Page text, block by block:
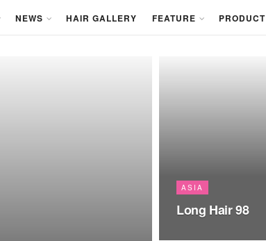
NEWS HAIR GALLERY FEATURE PRODUCT
ASIA
Long Hair 98